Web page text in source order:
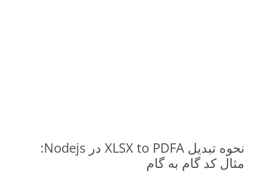
نحوه تبدیل XLSX to PDFA در Nodejs:
مثال کد گام به گام